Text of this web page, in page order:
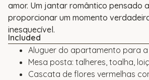
amor. Um jantar romântico pensado
proporcionar um momento
inesquecível.
Included
Aluguer do apartamento para
Mesa posta: talheres, toalha,
Cascata de flores vermelhas